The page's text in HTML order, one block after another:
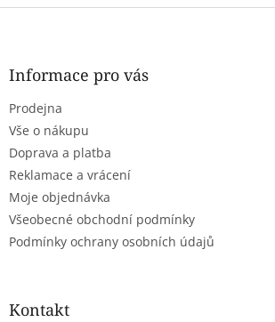
Z
Informace pro vás
Prodejna
Vše o nákupu
Doprava a platba
Reklamace a vrácení
Moje objednávka
Všeobecné obchodní podmínky
Podmínky ochrany osobních údajů
Kontakt